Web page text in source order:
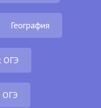
География
ОГЭ
ОГЭ